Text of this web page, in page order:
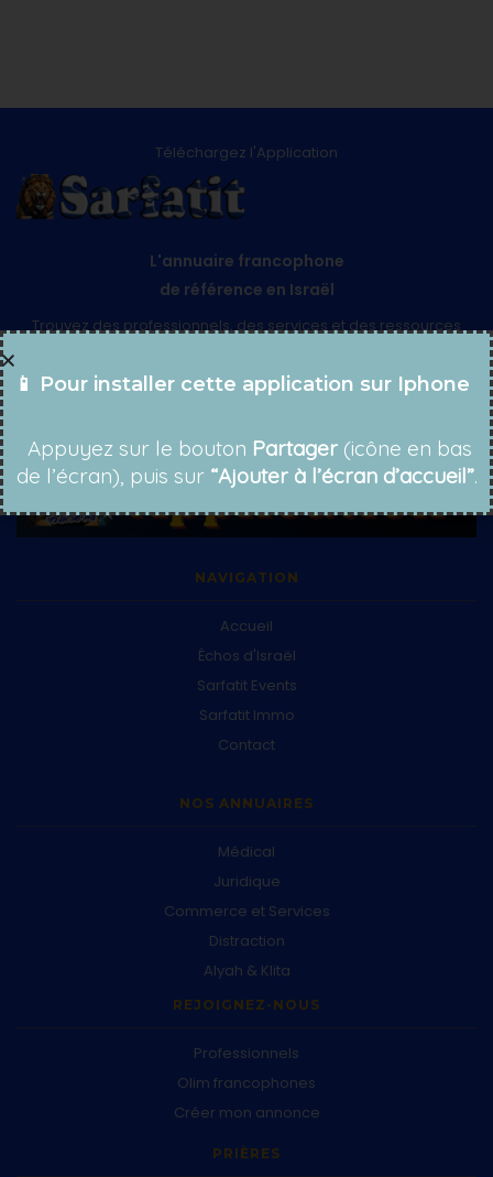
Téléchargez l'Application
L'annuaire francophone
de référence en Israël
Trouvez des professionnels, des services et des ressources
NAVIGATION
Accueil
Échos d'Israël
Sarfatit Events
Sarfatit Immo
Contact
NOS ANNUAIRES
Médical
Juridique
Commerce et Services
Distraction
Alyah & Klita
REJOIGNEZ-NOUS
Professionnels
Olim francophones
Créer mon annonce
PRIÈRES
📱 Pour installer cette application sur Iphone
Appuyez sur le bouton Partager(icône en bas
de l’écran), puis sur “Ajouter à l’écran d’accueil”.